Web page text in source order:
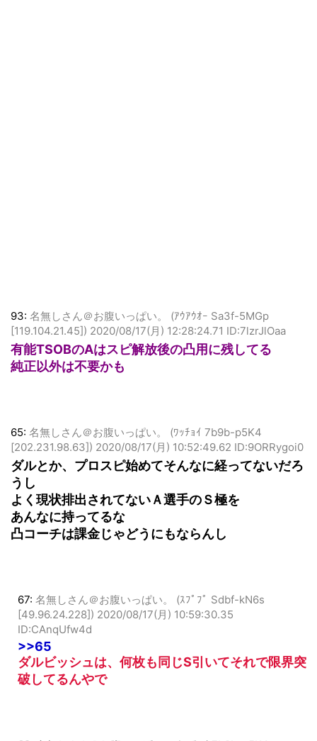
93:名無しさん＠お腹いっぱい。 (ｱｳｱｳｵｰ Sa3f-5MGp
[119.104.21.45]) 2020/08/17(月) 12:28:24.71 ID:7lzrJlOaa
有能TSOBのAはスピ解放後の凸用に残してる
65:名無しさん＠お腹いっぱい。 (ﾜｯﾁｮｲ 7b9b-p5K4
[202.231.98.63]) 2020/08/17(月) 10:52:49.62 ID:9ORRygoi0
ダルとか、プロスピ始めてそんなに経ってないだろ
うし
よく現状排出されてないＡ選手のＳ極を
あんなに持ってるな
67:名無しさん＠お腹いっぱい。 (ｽﾌﾟﾌﾟ Sdbf-kN6s
[49.96.24.228])
ID:CAnqUfw4d
>>65
ダルビッシュは、何枚も同じS引いてそれで限界突